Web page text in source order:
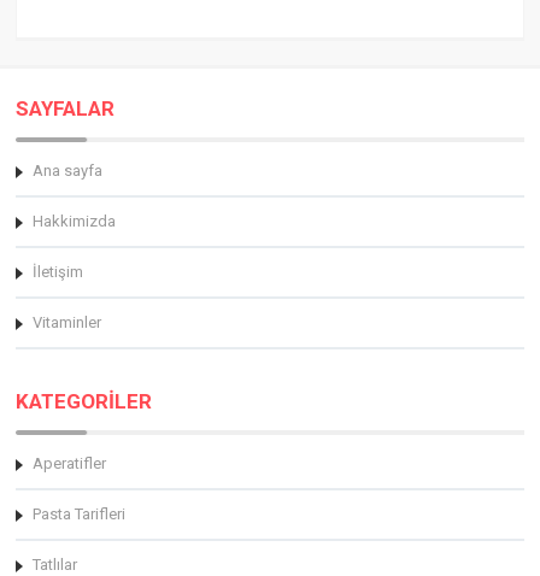
SAYFALAR
Ana sayfa
Hakkimizda
İletişim
Vitaminler
KATEGORİLER
Aperatifler
Pasta Tarifleri
Tatlılar